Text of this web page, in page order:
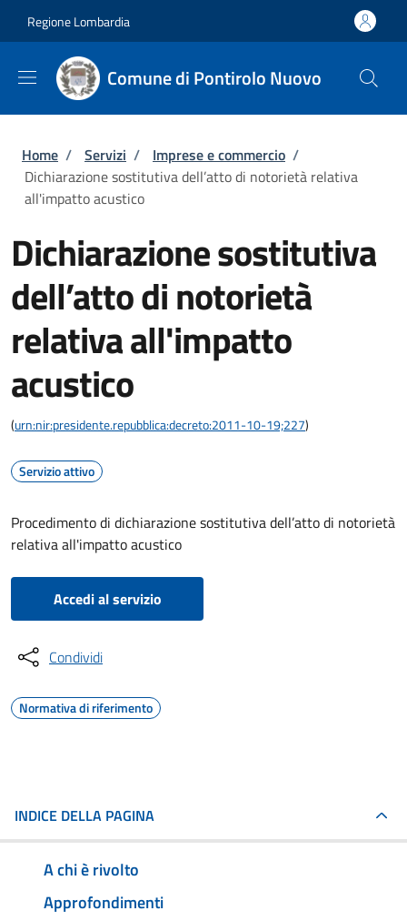
Regione Lombardia
Comune di Pontirolo Nuovo
Briciole di pane
Home / Servizi / Imprese e commercio /
Dichiarazione sostitutiva dell’atto di notorietà relativa
all'impatto acustico
Dichiarazione sostitutiva
dell’atto di notorietà
relativa all'impatto
acustico
(urn:nir:presidente.repubblica:decreto:2011-10-19;227)
Servizio attivo
Procedimento di dichiarazione sostitutiva dell’atto di notorietà
relativa all'impatto acustico
Accedi al servizio
Condividi
Normativa di riferimento
INDICE DELLA PAGINA
A chi è rivolto
Approfondimenti